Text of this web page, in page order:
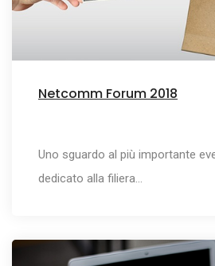
Netcomm Forum 2018
Uno sguardo al più importante
dedicato alla filiera…